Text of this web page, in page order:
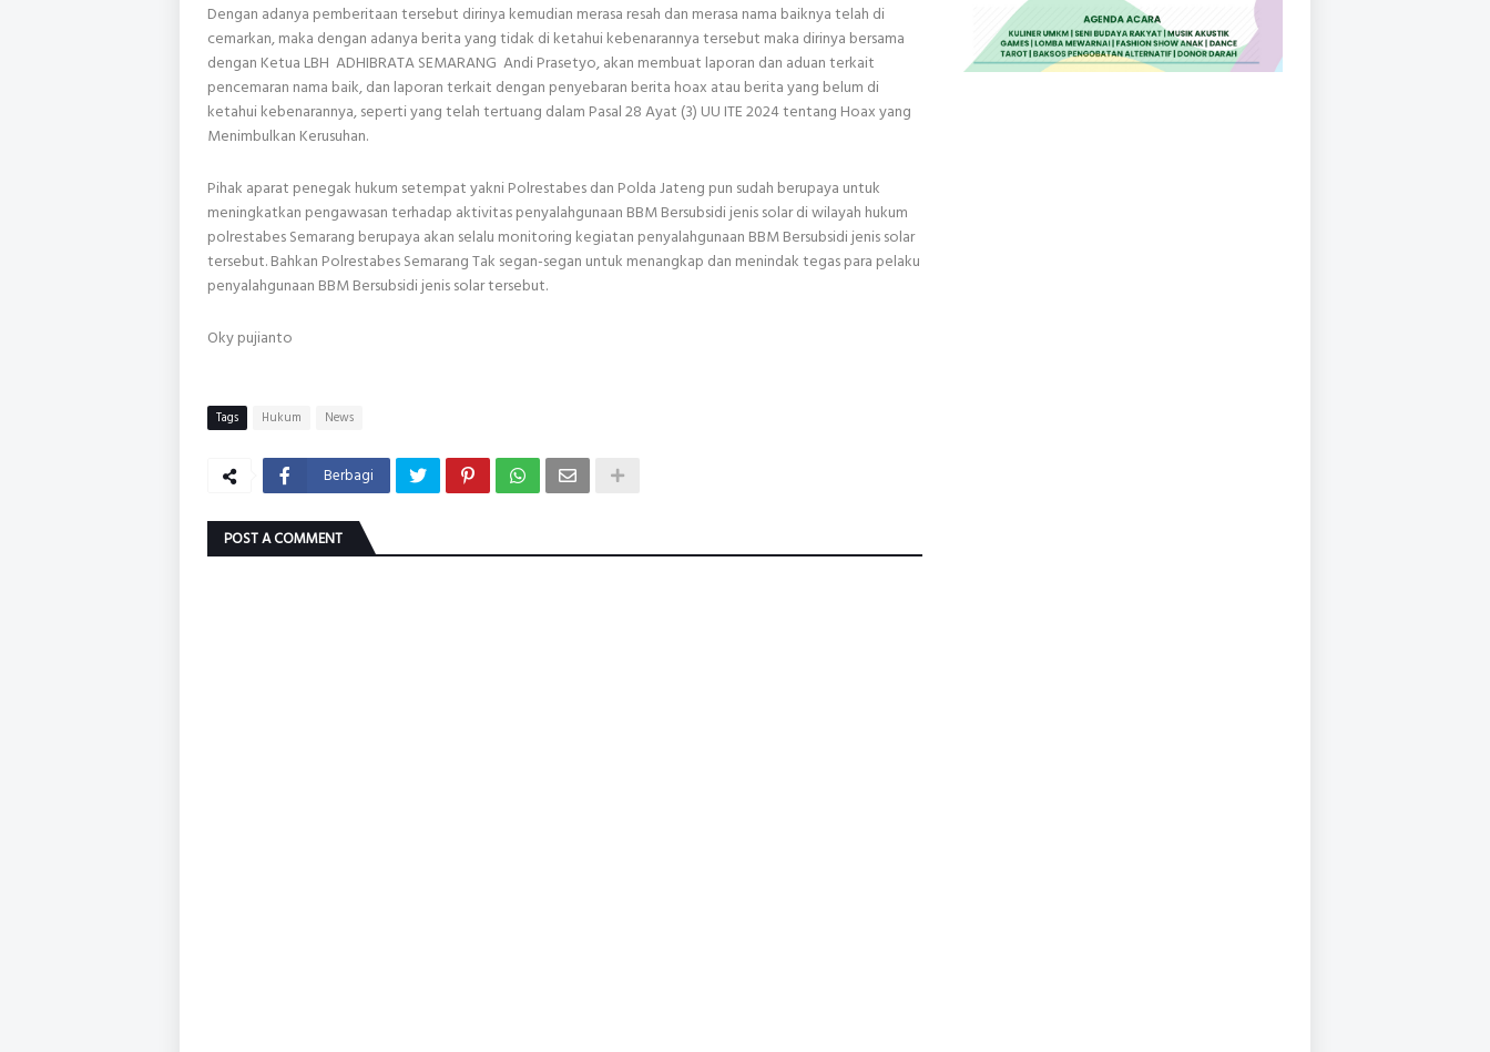
Dengan adanya pemberitaan tersebut dirinya kemudian merasa resah dan merasa nama baiknya telah di
cemarkan, maka dengan adanya berita yang tidak di ketahui kebenarannya tersebut maka dirinya bersama
dengan Ketua LBH ADHIBRATA SEMARANG Andi Prasetyo, akan membuat laporan dan aduan terkait
pencemaran nama baik, dan laporan terkait dengan penyebaran berita hoax atau berita yang belum di
ketahui kebenarannya, seperti yang telah tertuang dalam Pasal 28 Ayat (3) UU ITE 2024 tentang Hoax yang
Menimbulkan Kerusuhan.
Pihak aparat penegak hukum setempat yakni Polrestabes dan Polda Jateng pun sudah berupaya untuk
meningkatkan pengawasan terhadap aktivitas penyalahgunaan BBM Bersubsidi jenis solar di wilayah hukum
polrestabes Semarang berupaya akan selalu monitoring kegiatan penyalahgunaan BBM Bersubsidi jenis solar
tersebut. Bahkan Polrestabes Semarang Tak segan-segan untuk menangkap dan menindak tegas para pelaku
penyalahgunaan BBM Bersubsidi jenis solar tersebut.
Oky pujianto
Tags Hukum News
Berbagi
POST A COMMENT